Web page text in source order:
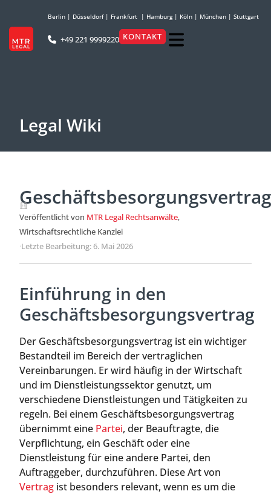
Berlin | Düsseldorf| Frankfurt | Hamburg| Köln | München | Stuttgart
+49 221 9999220 KONTAKT
Legal Wiki
Geschäftsbesorgungsvertrag
Veröffentlicht von MTR Legal Rechtsanwälte,
Wirtschaftsrechtliche Kanzlei
·Letzte Bearbeitung: 6. Mai 2026
Einführung in den
Geschäftsbesorgungsvertrag
Der Geschäftsbesorgungsvertrag ist ein wichtiger
Bestandteil im Bereich der vertraglichen
Vereinbarungen. Er wird häufig in der Wirtschaft
und im Dienstleistungssektor genutzt, um
verschiedene Dienstleistungen und Tätigkeiten zu
regeln. Bei einem Geschäftsbesorgungsvertrag
übernimmt eine Partei, der Beauftragte, die
Verpflichtung, ein Geschäft oder eine
Dienstleistung für eine andere Partei, den
Auftraggeber, durchzuführen. Diese Art von
Vertrag ist besonders relevant, wenn es um die